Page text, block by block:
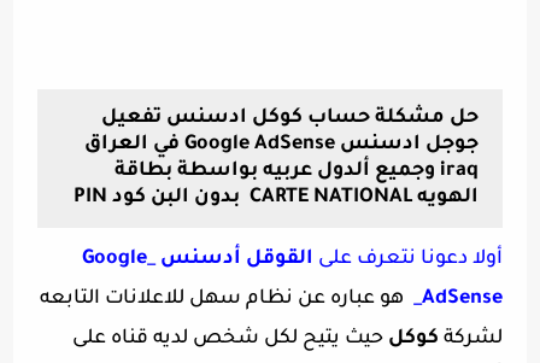
حل مشكلة حساب كوكل ادسنس تفعيل
جوجل ادسنس Google AdSense في العراق
iraq وجميع ألدول عربيه بواسطة بطاقة
الهويه CARTE NATIONAL بدون البن كود PIN
أولا دعونا نتعرف على القوقل أدسنس _
Google
AdSense
_ هو عباره عن نظام سهل للاعلانات التابعه
لشركة كوكلحيث يتيح لكل شخص لديه قناه على